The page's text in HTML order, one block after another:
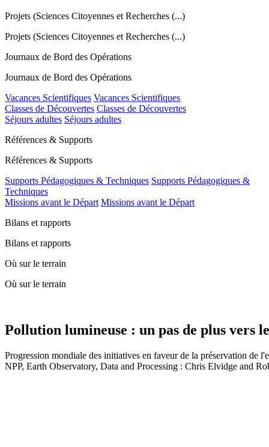
Projets (Sciences Citoyennes et Recherches (...)
Projets (Sciences Citoyennes et Recherches (...)
Journaux de Bord des Opérations
Journaux de Bord des Opérations
Vacances Scientifiques Vacances Scientifiques
Classes de Découvertes Classes de Découvertes
Séjours adultes Séjours adultes
Références & Supports
Références & Supports
Supports Pédagogiques & Techniques Supports Pédagogiques &
Techniques
Missions avant le Départ Missions avant le Départ
Bilans et rapports
Bilans et rapports
Où sur le terrain
Où sur le terrain
Pollution lumineuse : un pas de plus vers
Progression mondiale des initiatives en faveur de la préservation
NPP, Earth Observatory, Data and Processing : Chris Elvidge and